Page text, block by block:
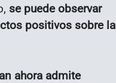
se puede observar
positivos sobre la
ahora admite